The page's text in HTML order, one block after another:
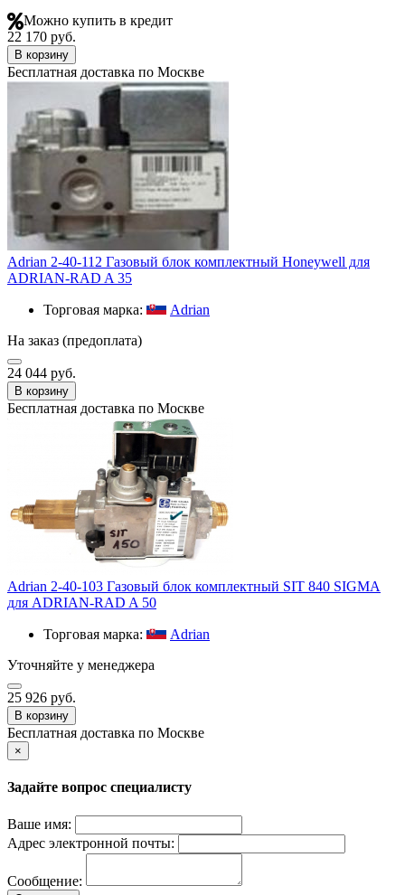
Можно купить в кредит
22 170 руб.
В корзину
Бесплатная доставка по Москве
Adrian 2-40-112 Газовый блок комплектный Honeywell для
ADRIAN-RAD A 35
Торговая марка:
Adrian
На заказ (предоплата)
24 044 руб.
В корзину
Бесплатная доставка по Москве
Adrian 2-40-103 Газовый блок комплектный SIT 840 SIGMA
для ADRIAN-RAD A 50
Торговая марка:
Adrian
Уточняйте у менеджера
25 926 руб.
В корзину
Бесплатная доставка по Москве
×
Задайте вопрос специалисту
Ваше имя:
Адрес электронной почты:
Сообщение: